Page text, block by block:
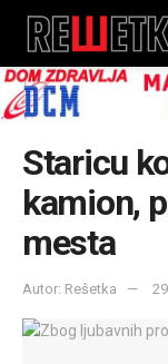
Staricu
kamion,
mesta
Autor: Rešetka